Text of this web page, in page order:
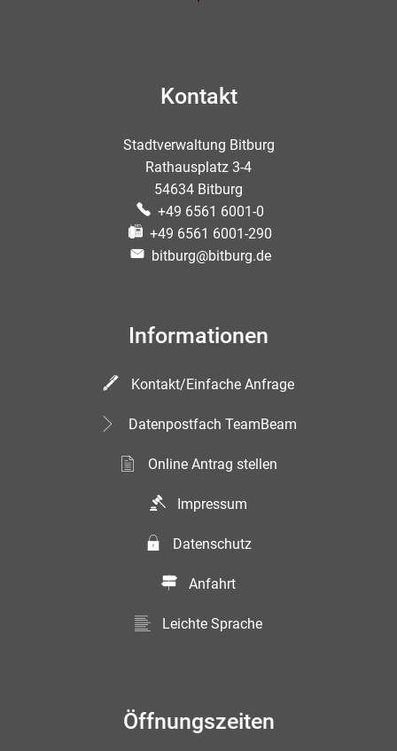
Kontakt
Stadtverwaltung Bitburg
Rathausplatz 3-4
54634 Bitburg
+49 6561 6001-0
+49 6561 6001-290
bitburg@bitburg.de
Informationen
Kontakt/Einfache Anfrage
Datenpostfach TeamBeam
Online Antrag stellen
Impressum
Datenschutz
Anfahrt
Leichte Sprache
Öffnungszeiten